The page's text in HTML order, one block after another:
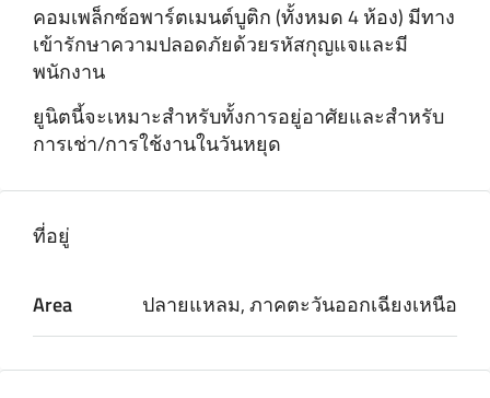
คอมเพล็กซ์อพาร์ตเมนต์บูติก (ทั้งหมด 4 ห้อง) มีทาง
เข้ารักษาความปลอดภัยด้วยรหัสกุญแจและมี
พนักงาน
ยูนิตนี้จะเหมาะสําหรับทั้งการอยู่อาศัยและสําหรับ
การเช่า/การใช้งานในวันหยุด
ที่อยู่
Area ปลายแหลม, ภาคตะวันออกเฉียงเหนือ